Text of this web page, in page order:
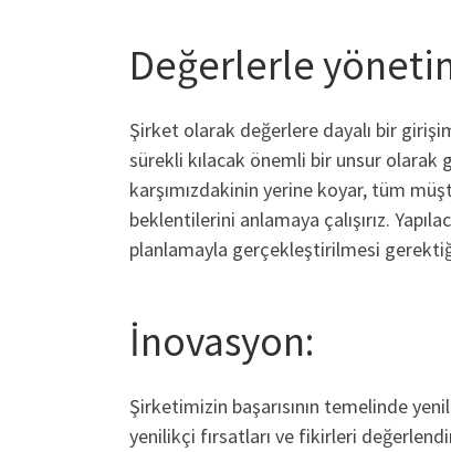
Değerlerle
Şirket olarak değerlere dayalı bir
sürekli kılacak önemli bir unsur
karşımızdakinin yerine koyar, tüm
beklentilerini anlamaya çalışırız.
planlamayla gerçekleştirilmesi
İnovasyon:
Şirketimizin başarısının temelinde
yenilikçi fırsatları ve fikirleri